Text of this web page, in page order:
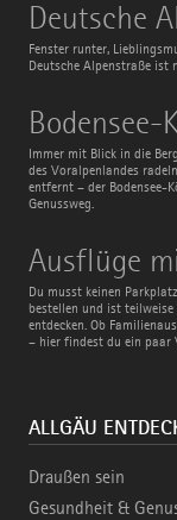
Deutsche
Fenster runter,
Deutsche Alpenstraße ist
Deutsche
Alpenstraße
Bodensee-
Immer mit Blick in die
des Voralpenlandes
entfernt – der Bodensee-
Genussweg.
Bodensee-
Königssee-
Radweg
Ausflüge
Du musst keinen
bestellen und ist
entdecken. Ob
– hier findest du ein paar
Ausflüge
mit
Bus
und
Bahn
ALLGÄU
Draußen sein
Gesundheit &